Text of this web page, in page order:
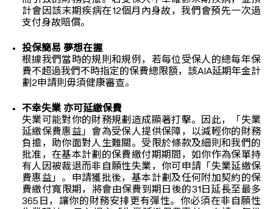
計會因該末期疾病在12個月內身故，我們會預先一次過
支付身故賠償。
投保簡易 夢想在握
根據我們當時的規則和規例，若每位受保人的總每年保
費不超過我們不時指定的保費總限額，該AIA延期年金計
劃2申請則毋須健康審查。
不幸失業 亦可延繳保費
失業可能對你的財務規劃造成顯著打擊。因此，「失業
延繳保費惠益」會為受保人提供保障，以減輕你的財務
負擔，助你面對人生難關。受限於條款及細則和我們的
批准，在基本計劃的保費繳付期期間，如你作為保單持
有人因被裁退而非自願性失業，你可申請「失業延繳保
費惠益」。申請獲批後，基本計劃及任何附加契約的保
費繳付寬限期，將會由保費到期日後的31日延長至最多
365日，讓你的財務安排更有彈性。你必須在非自願性